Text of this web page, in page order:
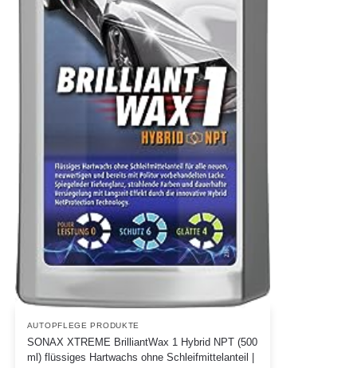
AUTOPFLEGE PRODUKTE
SONAX XTREME BrilliantWax 1 Hybrid NPT (500
ml) flüssiges Hartwachs ohne Schleifmittelanteil |